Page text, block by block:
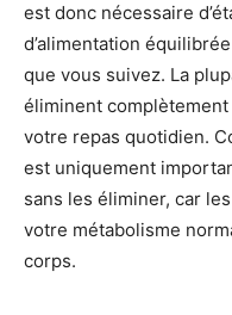
est donc nécessaire
d’alimentation
que vous suivez. La
éliminent
votre repas quotidien.
est uniquement
sans les éliminer, car
votre métabolisme
corps.